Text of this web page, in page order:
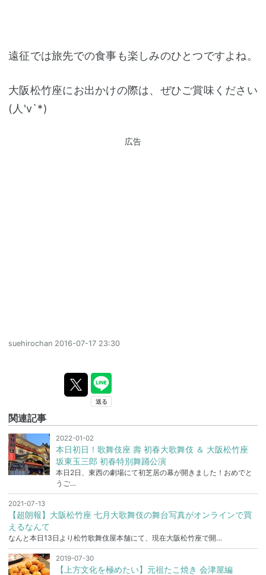
遠征では旅先での食事も楽しみのひとつですよね。
大阪松竹座にお出かけの際は、ぜひご賞味ください
(人'v`*)
広告
suehirochan 2016-07-17 23:30
関連記事
2022-01-02
本日初日！歌舞伎座 壽 初春大歌舞伎 ＆ 大阪松竹座
坂東玉三郎 初春特別舞踊公演
本日2日、東西の劇場にて初芝居の幕が開きました！おめでと
うご…
2021-07-13
【超朗報】大阪松竹座 七月大歌舞伎の舞台写真がオンラインで買
えるなんて
なんと本日13日より松竹歌舞伎屋本舗にて、現在大阪松竹座で開…
2019-07-30
【上方文化を極めたい】元祖たこ焼き 会津屋編